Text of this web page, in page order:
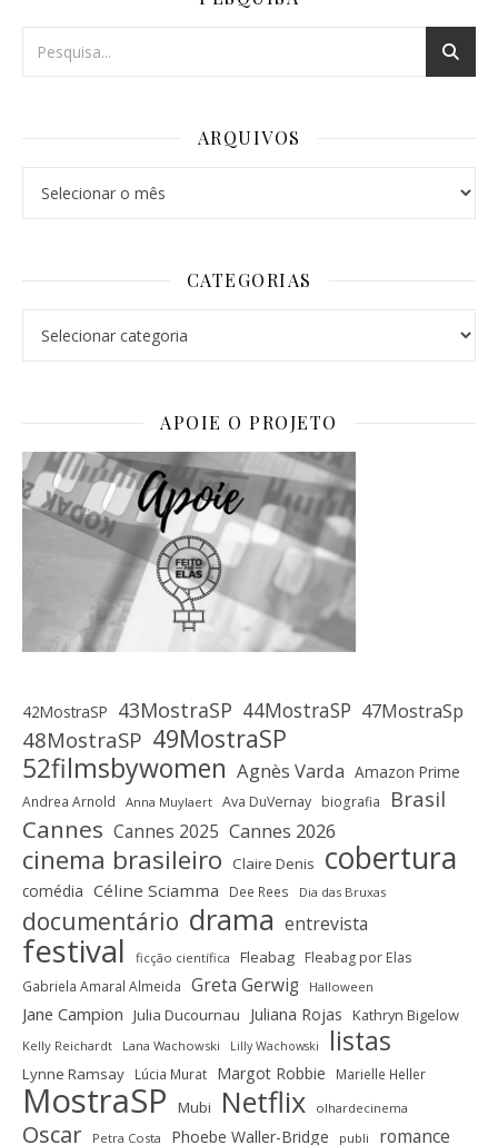
ARQUIVOS
CATEGORIAS
APOIE O PROJETO
42MostraSP 43MostraSP 44MostraSP 47MostraSp
48MostraSP 49MostraSP
52filmsbywomen Agnès Varda Amazon Prime
Andrea Arnold Anna Muylaert Ava DuVernay biografia Brasil
Cannes Cannes 2025 Cannes 2026
cinema brasileiro Claire Denis cobertura
comédia Céline Sciamma Dee Rees Dia das Bruxas
documentário drama entrevista
festival ficção científica Fleabag Fleabag por Elas
Gabriela Amaral Almeida Greta Gerwig Halloween
Jane Campion Julia Ducournau Juliana Rojas Kathryn Bigelow
Kelly Reichardt Lana Wachowski Lilly Wachowski listas
Lynne Ramsay Lúcia Murat Margot Robbie Marielle Heller
MostraSP Mubi Netflix olhardecinema
Oscar Petra Costa Phoebe Waller-Bridge publi romance